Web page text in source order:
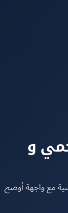
و
واجهة أوضح